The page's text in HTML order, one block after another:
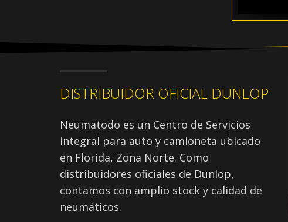
DISTRIBUIDOR OFICIAL DUNLOP
Neumatodo es un Centro de Servicios
integral para auto y camioneta ubicado
en Florida, Zona Norte. Como
distribuidores oficiales de Dunlop,
contamos con amplio stock y calidad de
neumáticos.